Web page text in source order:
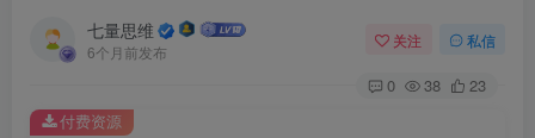
七量思维
6个月前发布
关注 私信
0 38 23
付费资源